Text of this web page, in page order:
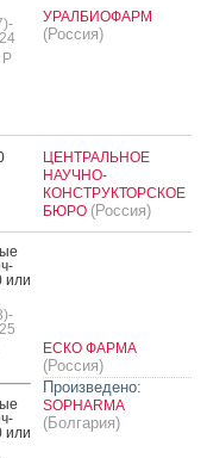
Р
УРАЛБИОФАРМ
(Россия)
ЦЕНТРАЛЬНОЕ
НАУЧНО-
КОНСТРУКТОРСКОЕ
БЮРО (Россия)
или
или
ЕСКО ФАРМА
(Россия)
Произведено:
SOPHARMA
(Болгария)